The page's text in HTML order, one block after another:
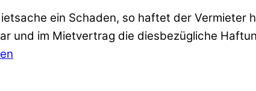
ein Schaden, so haftet der Vermieter
und im Mietvertrag die diesbezügliche